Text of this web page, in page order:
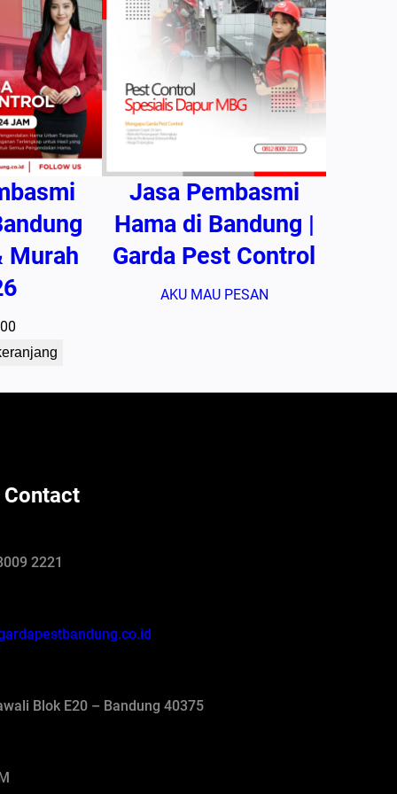
Murah
Jasa Pembasmi
Hama di Bandung |
Garda Pest Control
AKU MAU PESAN
2221
Blok E20 – Bandung 40375